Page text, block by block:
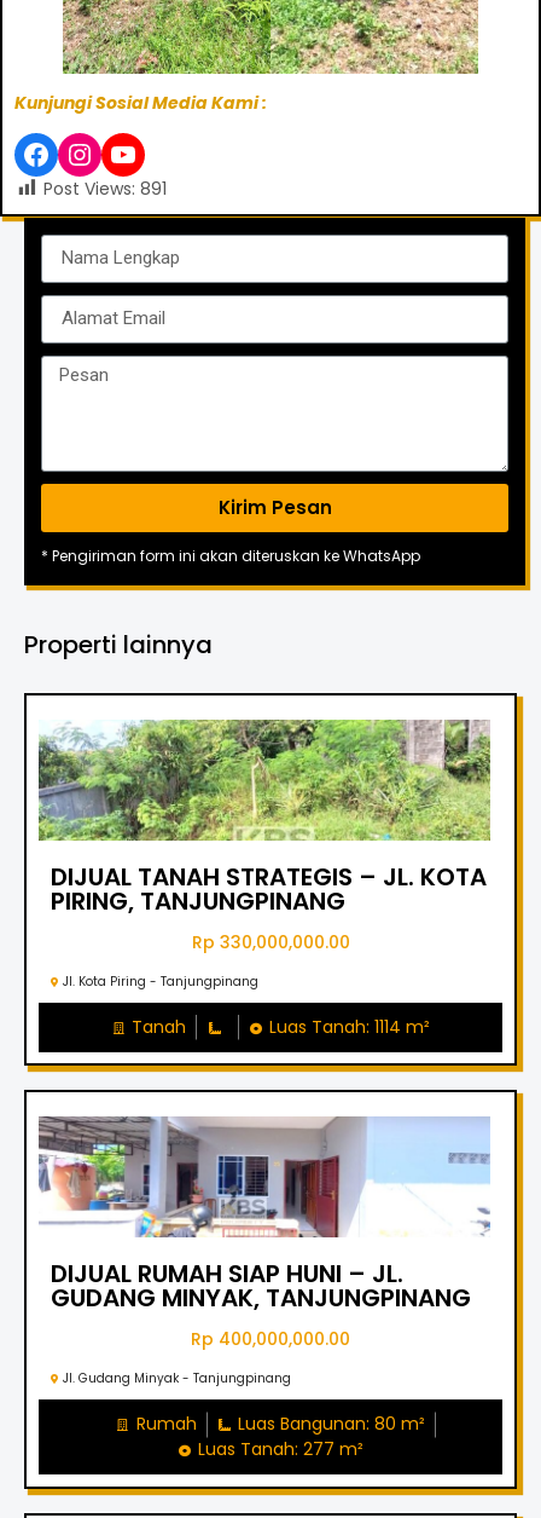
Kunjungi Sosial Media Kami :
Post Views: 891
Kirim Pesan
* Pengiriman form ini akan diteruskan ke WhatsApp
Properti lainnya
DIJUAL TANAH STRATEGIS – JL. KOTA
PIRING, TANJUNGPINANG
Rp 330,000,000.00
Jl. Kota Piring - Tanjungpinang
Tanah Luas Tanah: 1114 m²
DIJUAL RUMAH SIAP HUNI – JL.
GUDANG MINYAK, TANJUNGPINANG
Rp 400,000,000.00
Jl. Gudang Minyak - Tanjungpinang
Rumah
Luas Bangunan: 80 m²
Luas Tanah: 277 m²